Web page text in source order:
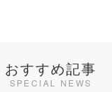
おすすめ記事
SPECIAL NEWS